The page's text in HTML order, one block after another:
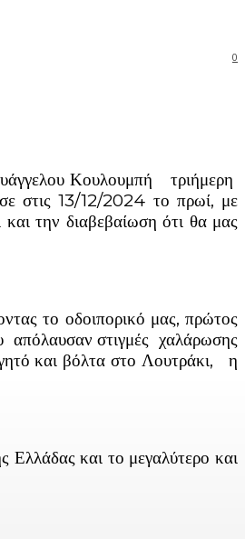
0
Κουλουμπή τριήμερη
στις 13/12/2024 το πρωί, με
την διαβεβαίωση ότι θα μας
το οδοιπορικό μας, πρώτος
απόλαυσαν στιγμές χαλάρωσης
και βόλτα στο Λουτράκι, η
Ελλάδας και το μεγαλύτερο και